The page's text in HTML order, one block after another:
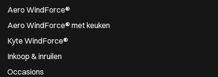
Aero WindForce®
Aero WindForce® met keuken
Kyte WindForce®
Inkoop & inruilen
Occasions